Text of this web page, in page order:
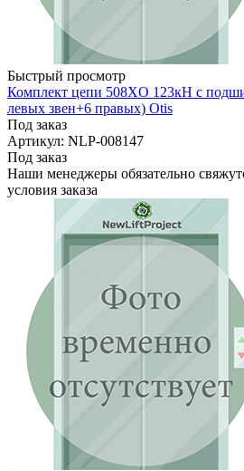
Быстрый просмотр
Комплект цепи 508XO 123кН с
левых звен+6 правых) Otis
Под заказ
Артикул: NLP-008147
Под заказ
Наши менеджеры обязательно
условия заказа